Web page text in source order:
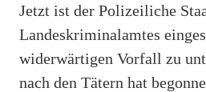
Jetzt ist der Polizeiliche
Landeskriminalamtes
widerwärtigen Vorfall zu
nach den Tätern hat